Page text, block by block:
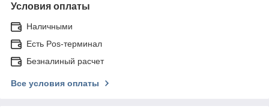
Условия оплаты
Наличными
Есть Pos-терминал
Безналиный расчет
Все условия оплаты